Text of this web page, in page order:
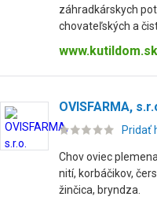
záhradkárskych
chovateľských a
www.kutildom.sk
OVISFARMA,
Pridať
Chov oviec
nití, korbáčikov,
žinčica, bryndza.